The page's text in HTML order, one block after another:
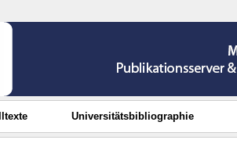
Universitätsbibliographie